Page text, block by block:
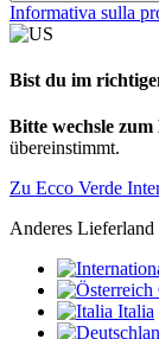
Informativa sulla
Bist du im
Bitte wechsle
übereinstimmt.
Zu Ecco Verde
Anderes Lieferland
Italia